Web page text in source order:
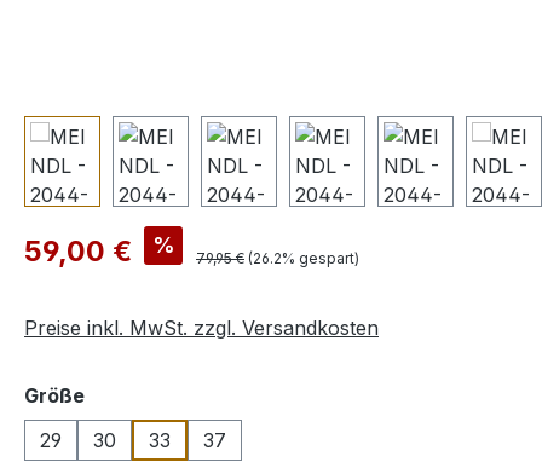
Verkaufspreis:
59,00 € % Regulärer Preis:
79,95 € (26.2% gespart)
Preise inkl. MwSt. zzgl. Versandkosten
Größeauswählen
29
30 33 37